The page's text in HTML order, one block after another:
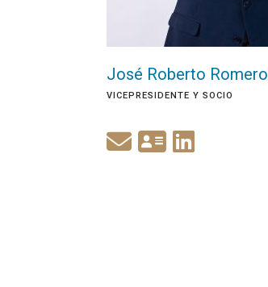
José Roberto Romero
VICEPRESIDENTE Y SOCIO